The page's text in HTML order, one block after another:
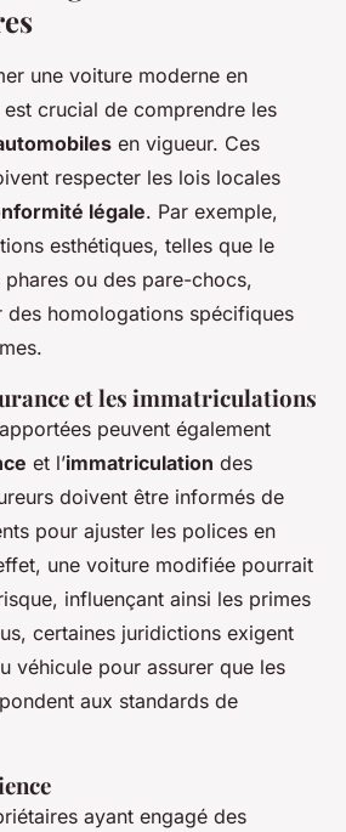
une voiture moderne en
est crucial de comprendre les
en vigueur. Ces
respecter les lois locales
légale. Par exemple,
esthétiques, telles que le
ou des pare-chocs,
des homologations spécifiques
et les immatriculations
peuvent également
et l’immatriculation des
doivent être informés de
pour ajuster les polices en
une voiture modifiée pourrait
influençant ainsi les primes
certaines juridictions exigent
véhicule pour assurer que les
aux standards de
ayant engagé des